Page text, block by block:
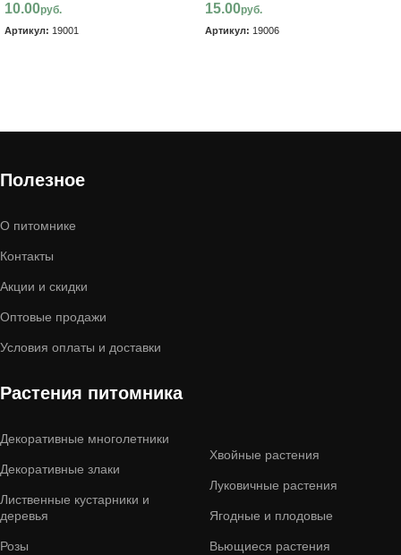
10.00руб.
Артикул: 19001
15.00руб.
Артикул: 19006
Полезное
О питомнике
Контакты
Акции и скидки
Оптовые продажи
Условия оплаты и доставки
Растения питомника
Декоративные многолетники
Декоративные злаки
Лиственные кустарники и
деревья
Розы
Хвойные растения
Луковичные растения
Ягодные и плодовые
Вьющиеся растения